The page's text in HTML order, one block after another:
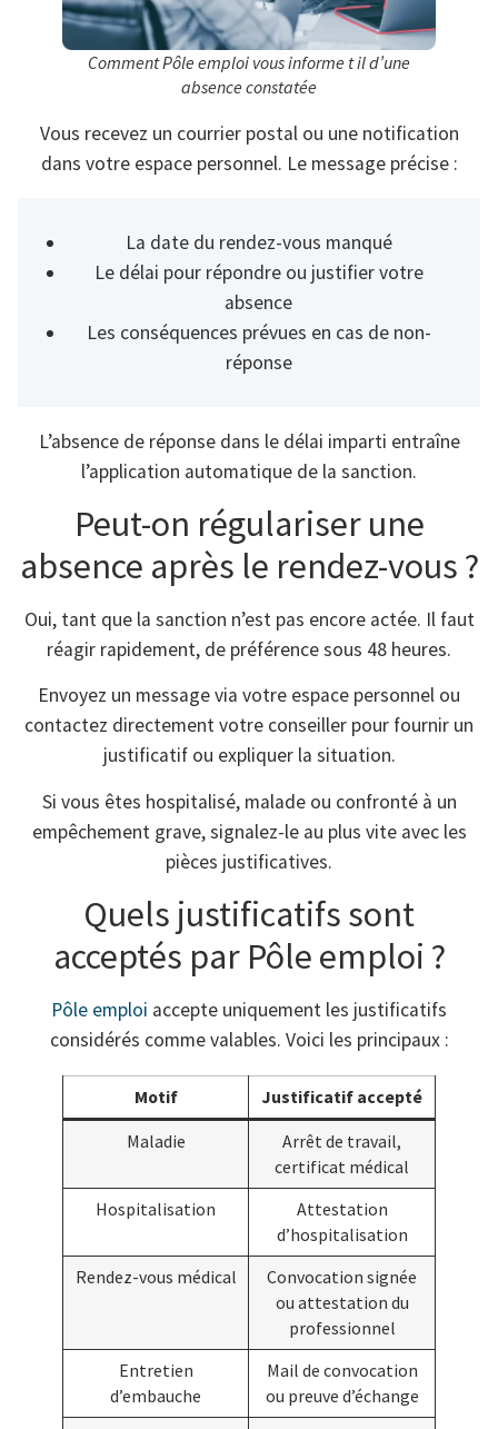
Comment Pôle emploi vous informe t il d’une
absence constatée
Vous recevez un courrier postal ou une notification
dans votre espace personnel. Le message précise :
La date du rendez-vous manqué
Le délai pour répondre ou justifier votre
absence
Les conséquences prévues en cas de non-
réponse
L’absence de réponse dans le délai imparti entraîne
l’application automatique de la sanction.
Peut-on régulariser une
absence après le rendez-vous ?
Oui, tant que la sanction n’est pas encore actée. Il faut
réagir rapidement, de préférence sous 48 heures.
Envoyez un message via votre espace personnel ou
contactez directement votre conseiller pour fournir un
justificatif ou expliquer la situation.
Si vous êtes hospitalisé, malade ou confronté à un
empêchement grave, signalez-le au plus vite avec les
pièces justificatives.
Quels justificatifs sont
acceptés par Pôle emploi ?
Pôle emploi accepte uniquement les justificatifs
considérés comme valables. Voici les principaux :
Motif
Justificatif accepté
Maladie
Arrêt de travail,
certificat médical
Hospitalisation
Attestation
d’hospitalisation
Rendez-vous médical
Convocation signée
ou attestation du
professionnel
Entretien
d’embauche
Mail de convocation
ou preuve d’échange